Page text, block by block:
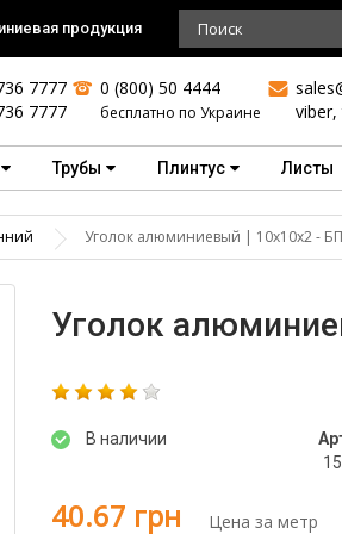
продукция
7777
7777
0 (800) 50 4444
бесплатно по Украине
viber,
Трубы Плинтус Листы
Уголок алюминиевый | 10х10х2 - БП
Уголок
В наличии
40.67 грн Цена за метр